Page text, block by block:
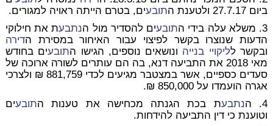
ביום 27.7.17 ולטענת ה
תובעים, בטרם הייתה ראויה למגורים.
3. משלא עלה בידי ה
תובעים להסדיר מול הנתבעת את חילוקי
הדעות שנוצרו בקשר לפיצוי עבור האיחור במסירת הדירה
ובקשר לליקויי בנייה ונושאים נוספים, הגישו התובעים בחודש
מאי 2018 את התביעה דנא, בה הם עותרים לשורה ארוכה של
סעדים כספיים, אשר במצטבר מגיעים לכדי 881,759 ₪ ולצרכי
אגרה הועמדו על 850,000 ₪.
4. ה
נתבעת בכת הגנתה מכחישה את טענות התובעים
וטוענת כי דין התביעה להידחות.